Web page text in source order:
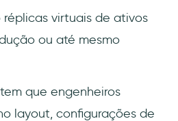
virtuais de ativos
ou até mesmo
que engenheiros
layout, configurações de